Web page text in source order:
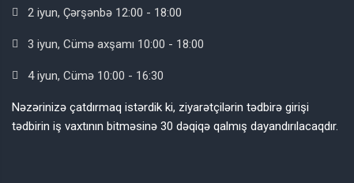
2 iyun, Çərşənbə 12:00 - 18:00
3 iyun, Cümə axşamı 10:00 - 18:00
4 iyun, Cümə 10:00 - 16:30
Nəzərinizə çatdırmaq istərdik ki, ziyarətçilərin tədbirə girişi
tədbirin iş vaxtının bitməsinə 30 dəqiqə qalmış dayandırılacaqdır.